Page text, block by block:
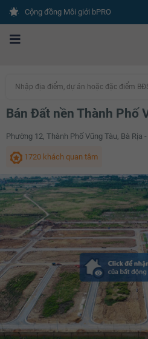
Cộng đồng Môi giới bPRO
Nhập địa điểm, dự án hoặc đặc điểm BĐS
Bán Đất nền Thành Phố
Phường 12, Thành Phố Vũng Tàu, Bà Rịa
1720 khách quan tâm